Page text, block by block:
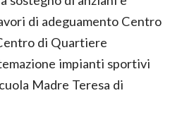
di adeguamento Centro
di Quartiere
impianti sportivi
Madre Teresa di